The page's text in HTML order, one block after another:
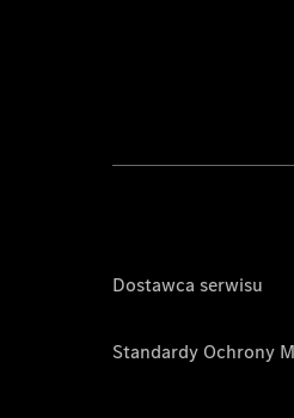
Dostawca serwisu
Standardy Ochrony